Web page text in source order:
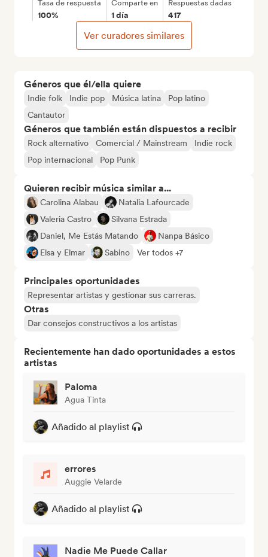
Géneros que él/ella quiere
Indie folk Indie pop Música latina
Pop latino
Cantautor
Géneros que también están dispuestos a recibir
Rock alternativo Comercial / Mainstream
Indie rock
Pop internacional
Pop Punk
Quieren recibir música similar a...
Carolina Alabau
Natalia Lafourcade
Valeria Castro
Silvana Estrada
Daniel, Me Estás Matando
Nanpa Básico
Elsa y Elmar
Sabino Ver todos +7
Principales oportunidades
Representar artistas y gestionar sus carreras.
Otras
Dar consejos constructivos a los artistas
Recientemente han dado oportunidades a estos
artistas
Paloma
Agua Tinta
Añadido al playlist
errores
Auggie Velarde
Añadido al playlist
Nadie Me Puede Callar
Tasa de respuesta
100%
Comparte en
1 día
Respuestas dadas
417
Ver curadores similares